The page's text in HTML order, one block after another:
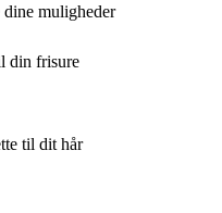
dine muligheder
din frisure
til dit hår